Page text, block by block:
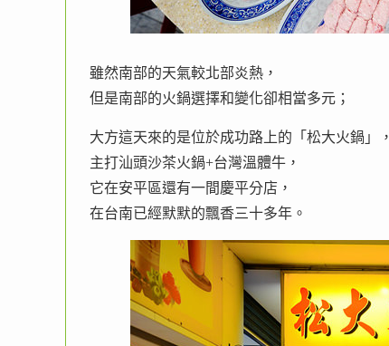
雖然南部的天氣較北部炎熱，
但是南部的火鍋選擇和變化卻相當多元；
大方這天來的是位於成功路上的「松大火鍋」，
主打汕頭沙茶火鍋+台灣溫體牛，
它在安平區還有一間慶平分店，
在台南已經默默的飄香三十多年。